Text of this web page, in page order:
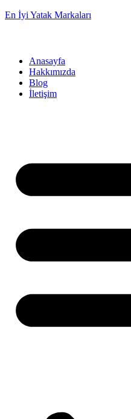
En İyi Yatak Markaları
Anasayfa
Hakkımızda
Blog
İletişim